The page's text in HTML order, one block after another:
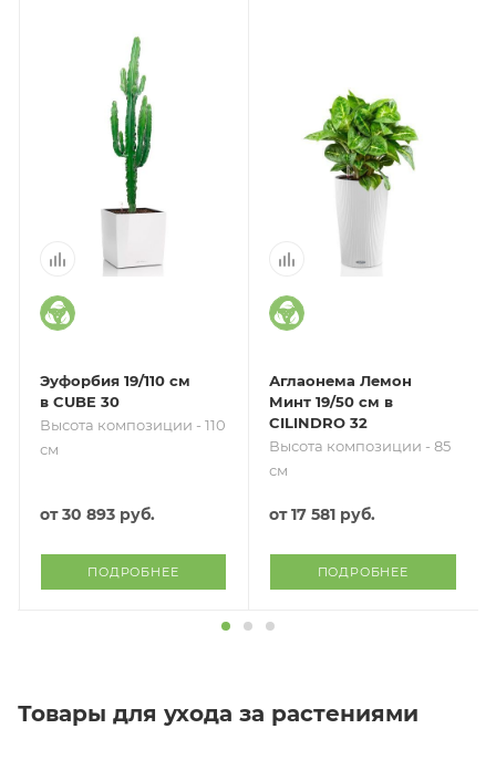
Эуфорбия 19/110 см
в CUBE 30
Высота композиции - 110
см
от30 893 руб.
ПОДРОБНЕЕ
Аглаонема Лемон
Минт 19/50 см в
CILINDRO 32
Высота композиции - 85
см
от17 581 руб.
ПОДРОБНЕЕ
Товары для ухода за растениями